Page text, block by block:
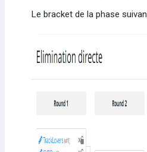
Le bracket de la phase